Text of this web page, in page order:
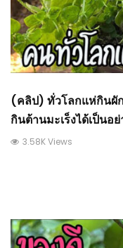
(คลิป) ทั่วโลกแห่กินผั
กินต้านมะเร็งได้เป็นอ
3.58K Views